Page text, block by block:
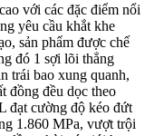
với các đặc điểm nổi
yêu cầu khắt khe
sản phẩm được chế
đó 1 sợi lõi thẳng
trái bao xung quanh,
đồng đều dọc theo
đạt cường độ kéo đứt
1.860 MPa, vượt trội